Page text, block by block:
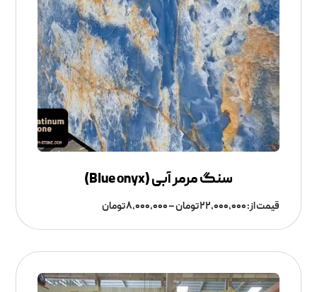
سنگ مرمر آبی (‌Blue onyx)
قیمت از:۲۲,۰۰۰,۰۰۰تومان–۸,۰۰۰,۰۰۰تومان